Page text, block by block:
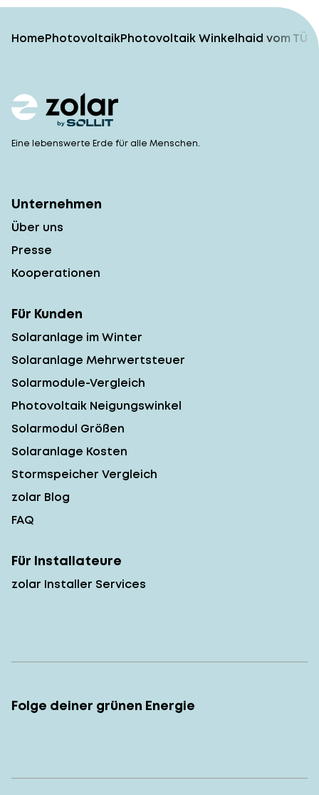
HomePhotovoltaikPhotovoltaik Winkelhaid vom
Eine lebenswerte Erde für alle Menschen.
Unternehmen
Über uns
Presse
Kooperationen
Für Kunden
Solaranlage im Winter
Solaranlage Mehrwertsteuer
Solarmodule-Vergleich
Photovoltaik Neigungswinkel
Solarmodul Größen
Solaranlage Kosten
Stormspeicher Vergleich
zolar Blog
FAQ
Für Installateure
zolar Installer Services
Folge deiner grünen Energie